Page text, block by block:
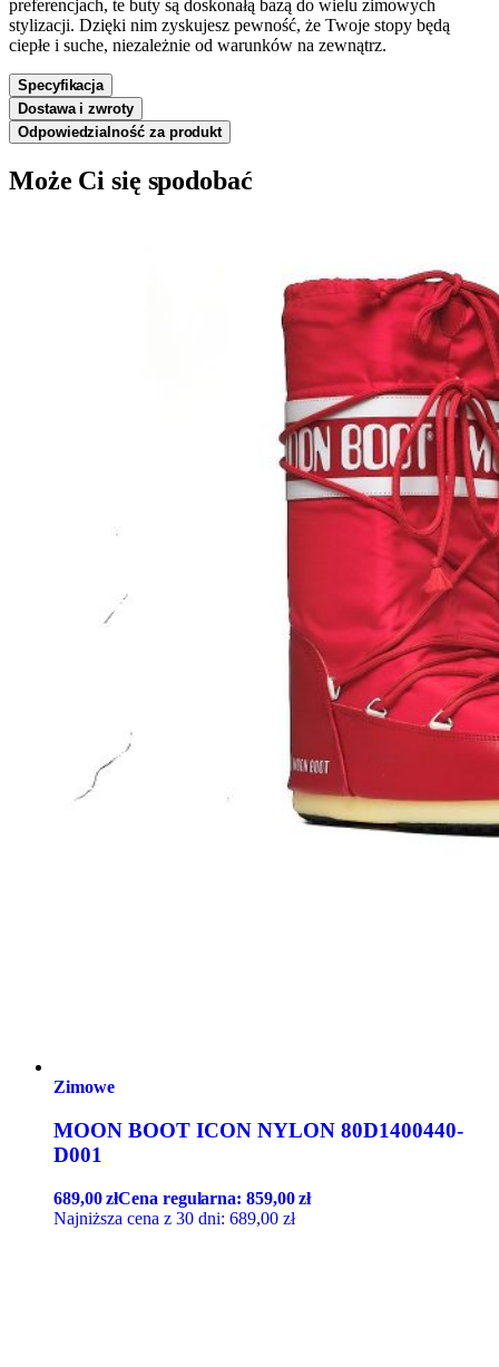
preferencjach, te buty są doskonałą bazą do wielu zimowych
stylizacji. Dzięki nim zyskujesz pewność, że Twoje stopy będą
ciepłe i suche, niezależnie od warunków na zewnątrz.
Specyfikacja
Dostawa i zwroty
Odpowiedzialność za produkt
Może Ci się spodobać
Zimowe
MOON BOOT ICON NYLON 80D1400440-
D001
689,00złCena regularna:859,00zł
Najniższa cena z 30 dni: 689,00 zł